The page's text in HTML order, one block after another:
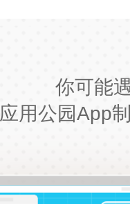
你可能
应用公园App